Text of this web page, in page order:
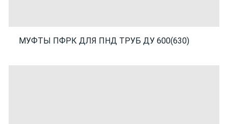
МУФТЫ ПФРК ДЛЯ ПНД ТРУБ ДУ 600(630)